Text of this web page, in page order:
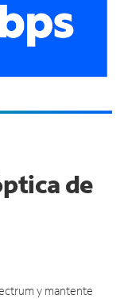
de
y mantente